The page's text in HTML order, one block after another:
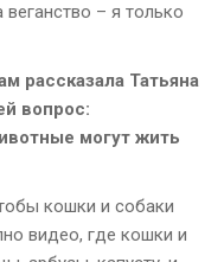
– я только
рассказала Татьяна
вопрос:
могут жить
кошки и собаки
видео, где кошки и